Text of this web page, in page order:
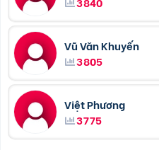
Vũ Văn Khuyến
3805
Việt Phương
3775